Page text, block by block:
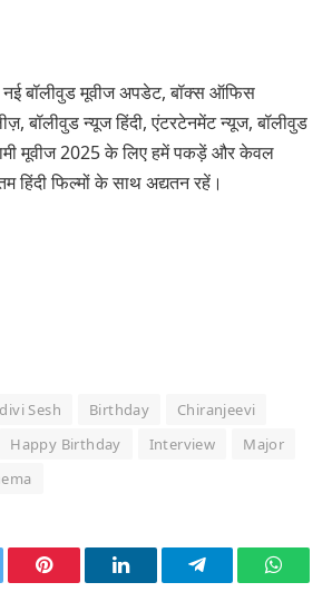
नई बॉलीवुड मूवीज अपडेट, बॉक्स ऑफिस
बॉलीवुड न्यूज हिंदी, एंटरटेनमेंट न्यूज, बॉलीवुड
मूवीज 2025 के लिए हमें पकड़ें और केवल
हिंदी फिल्मों के साथ अद्यतन रहें।
Sesh Birthday
Chiranjeevi
Happy Birthday Interview
Major
Pinterest LinkedInTelegram